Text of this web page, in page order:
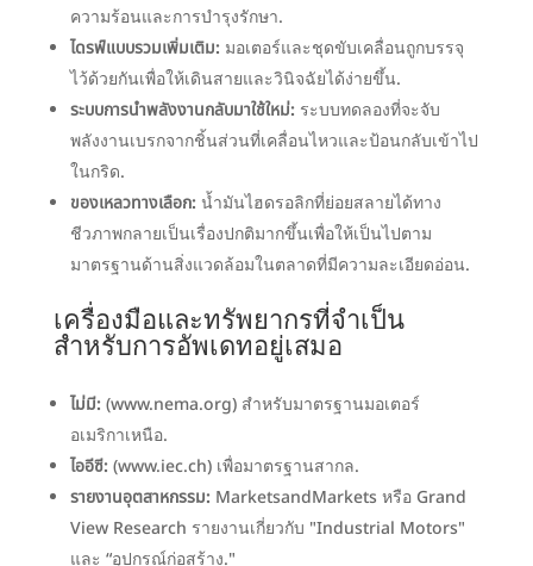
ความร้อนและการบำรุงรักษา.
ไดรฟ์แบบรวมเพิ่มเติม: มอเตอร์และชุดขับเคลื่อนถูกบรรจุ
ไว้ด้วยกันเพื่อให้เดินสายและวินิจฉัยได้ง่ายขึ้น.
ระบบการนำพลังงานกลับมาใช้ใหม่: ระบบทดลองที่จะจับ
พลังงานเบรกจากชิ้นส่วนที่เคลื่อนไหวและป้อนกลับเข้าไป
ในกริด.
ของเหลวทางเลือก: น้ำมันไฮดรอลิกที่ย่อยสลายได้ทาง
ชีวภาพกลายเป็นเรื่องปกติมากขึ้นเพื่อให้เป็นไปตาม
มาตรฐานด้านสิ่งแวดล้อมในตลาดที่มีความละเอียดอ่อน.
เครื่องมือและทรัพยากรที่จำเป็น
สำหรับการอัพเดทอยู่เสมอ
ไม่มี: (www.nema.org) สำหรับมาตรฐานมอเตอร์
อเมริกาเหนือ.
ไออีซี: (www.iec.ch) เพื่อมาตรฐานสากล.
รายงานอุตสาหกรรม: MarketsandMarkets หรือ Grand
View Research รายงานเกี่ยวกับ "Industrial Motors"
และ “อุปกรณ์ก่อสร้าง."